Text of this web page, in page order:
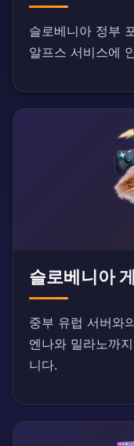
슬로베니아 정부
알프스 서비스에
슬로베니아
중부 유럽 서버와
엔나와 밀라노까
니다.